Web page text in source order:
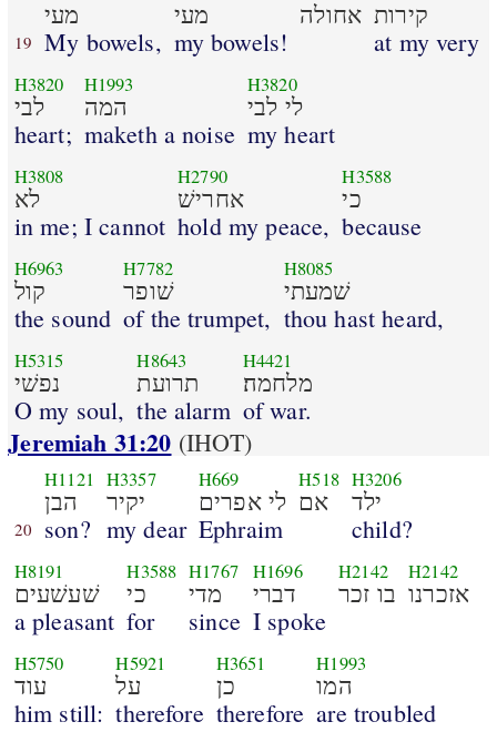
19
מעי
My bowels,
מעי
my bowels!
אחולה קירות
at my very
H3820
לבי
heart;
H1993
המה
maketh a noise
H3820
לי לבי
my heart
H3808
לא
in me; I cannot
H2790
אחרישׁ
hold my peace,
H3588
כי
because
H6963
קול
the sound
H7782
שׁופר
of the trumpet,
H8085
שׁמעתי
thou hast heard,
H5315
נפשׁי
O my soul,
H8643
תרועת
the alarm
H4421
מלחמה׃
of war.
Jeremiah 31:20 (IHOT)
20
H1121
הבן
son?
H3357
יקיר
my dear
H669
לי אפרים
Ephraim
H518
אם
H3206
ילד
child?
H8191
שׁעשׁעים
a pleasant
H3588
כי
for
H1767
מדי
since
H1696
דברי
I spoke
H2142
בו זכר
H2142
אזכרנו
H5750
עוד
him still:
H5921
על
therefore
H3651
כן
therefore
H1993
המו
are troubled